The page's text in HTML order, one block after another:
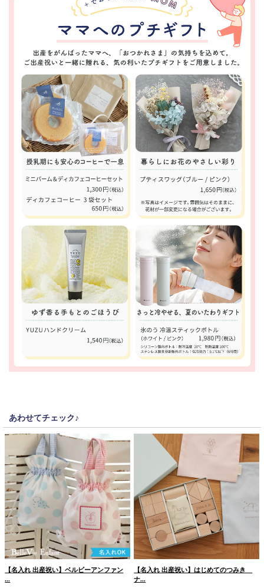
あわせてチェック♪
【名入れ 出産祝い】ベルビーアンファン
...
【名入れ 出産祝い】はじめてのつみき
ナ...